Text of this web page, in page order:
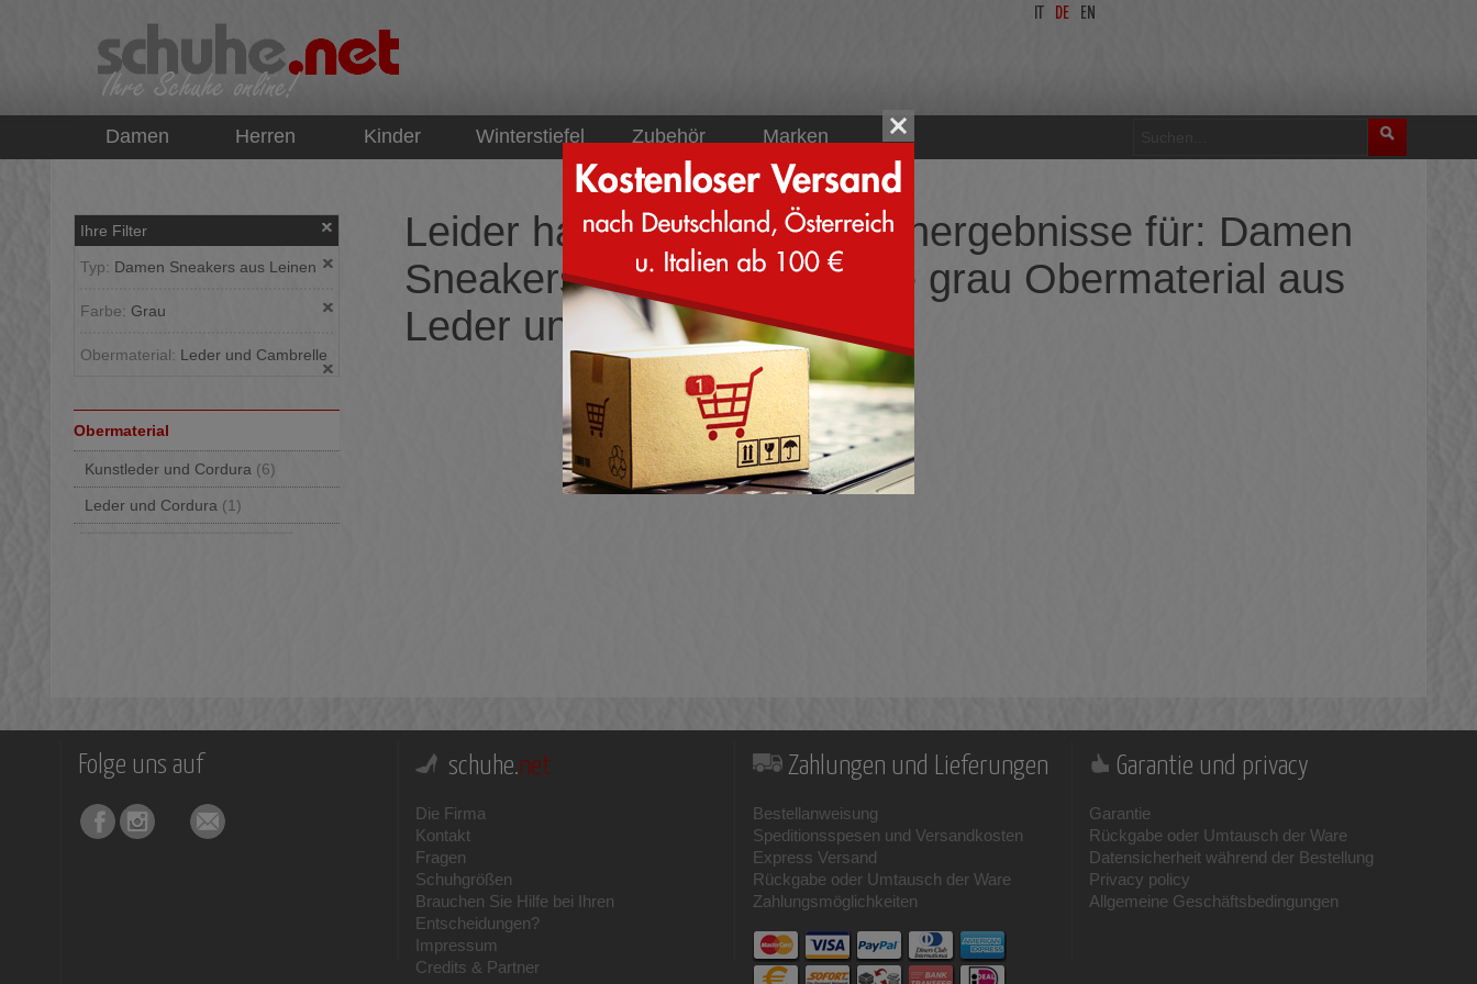
DE EN
Damen Herren Kinder Winterstiefel Zubehör Marken
Ihre Filter
Typ: Damen Sneakers aus Leinen
Farbe: Grau
Obermaterial: Leder und Cambrelle
Obermaterial
Kunstleder und Cordura (6)
Leder und Cordura (1)
Leider haben wir keine Suchergebnisse für: Damen
Sneakers aus Leinen Farbe grau Obermaterial aus
Leder und Cambrelle
Folge uns auf schuhe.net
Die Firma
Kontakt
Fragen
Schuhgrößen
Brauchen Sie Hilfe bei Ihren
Entscheidungen?
Impressum
Credits & Partner
Zahlungen und Lieferungen
Bestellanweisung
Speditionsspesen und Versandkosten
Express Versand
Rückgabe oder Umtausch der Ware
Zahlungsmöglichkeiten
Garantie und privacy
Garantie
Rückgabe oder Umtausch der Ware
Datensicherheit während der Bestellung
Privacy policy
Allgemeine Geschäftsbedingungen